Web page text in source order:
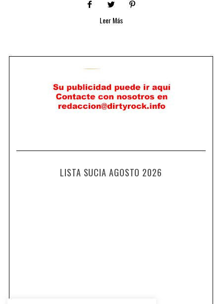
Leer Más
LISTA SUCIA AGOSTO 2026